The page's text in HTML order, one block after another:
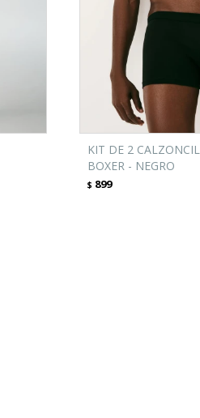
KIT DE 2
BOXER - NEGRO
$ 899